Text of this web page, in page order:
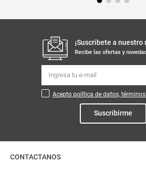
¡Suscribete a
Recibe las ofertas y
Acepto política de datos,
Suscribirme
CONTACTANOS